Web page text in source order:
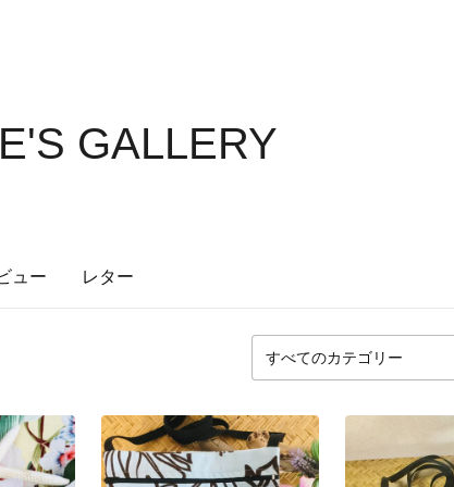
GALLERY
ュー レター